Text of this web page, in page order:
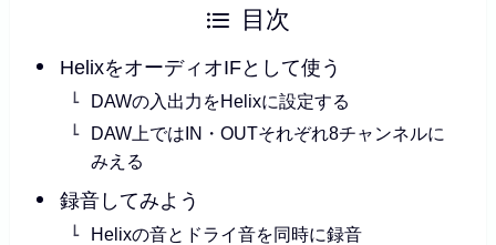
目次
HelixをオーディオIFとして使う
DAWの入出力をHelixに設定する
DAW上ではIN・OUTそれぞれ8チャンネルに
みえる
録音してみよう
Helixの音とドライ音を同時に録音